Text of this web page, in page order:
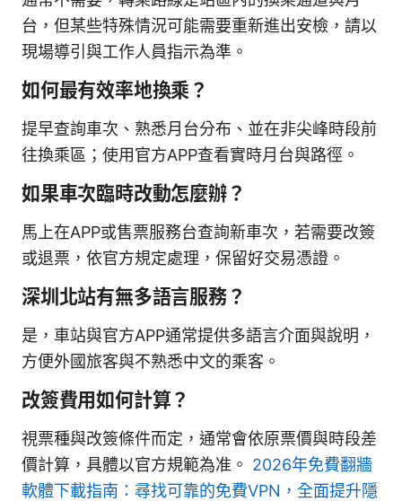
台，但某些特殊情況可能需要重新進出安檢，請以
現場導引與工作人員指示為準。
如何最有效率地換乘？
提早查詢車次、熟悉月台分布、並在非尖峰時段前
往換乘區；使用官方APP查看實時月台與路徑。
如果車次臨時改動怎麼辦？
馬上在APP或售票服務台查詢新車次，若需要改簽
或退票，依官方規定處理，保留好交易憑證。
深圳北站有無多語言服務？
是，車站與官方APP通常提供多語言介面與說明，
方便外國旅客與不熟悉中文的乘客。
改簽費用如何計算？
視票種與改簽條件而定，通常會依原票價與時段差
價計算，具體以官方規範為准。 2026年免費翻牆
軟體下載指南：尋找可靠的免費VPN，全面提升隱